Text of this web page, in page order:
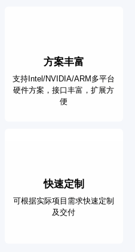
方案丰富
支持Intel/NVIDIA/ARM多平台
硬件方案，接口丰富，扩展方
便
快速定制
可根据实际项目需求快速定制
及交付